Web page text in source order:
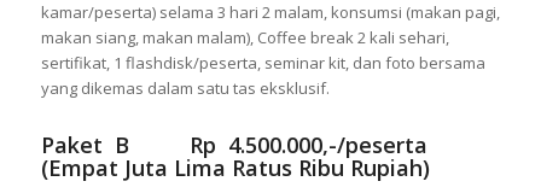
kamar/peserta) selama 3 hari 2 malam, konsumsi (makan pagi,
makan siang, makan malam), Coffee break 2 kali sehari,
sertifikat, 1 flashdisk/peserta, seminar kit, dan foto bersama
yang dikemas dalam satu tas eksklusif.
Paket B Rp 4.500.000,-/peserta
(Empat Juta Lima Ratus Ribu Rupiah)